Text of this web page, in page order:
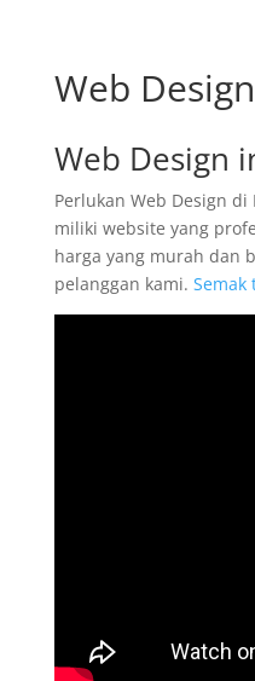
Web
Web Design
Perlukan Web Design
miliki website yang
harga yang murah dan
pelanggan kami.